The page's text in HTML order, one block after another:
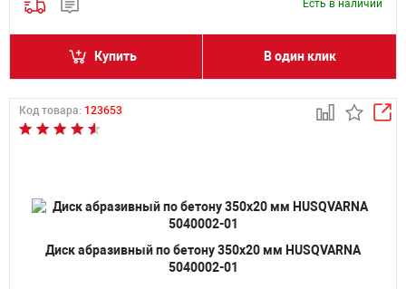
Есть в наличии
Купить В один клик
Код товара: 123653
Диск абразивный по бетону 350х20 мм HUSQVARNA
5040002-01